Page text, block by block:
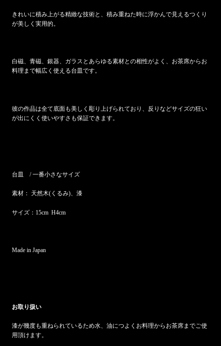
きれいに積み上がる精緻な技術と、積み重ねた時に浮かんで見えるつくり
が美しく実用的。
白磁、青磁、銀器、ガラスとあらゆる素材との相性がよく、お茶席からお
料理まで幅広く使える台皿です。
彼の作品は全て底面も美しく彫り上げられており、反りなどサイズの狂い
が出にくく使いやすさも保証できます。
台皿 / 一番小さなサイズ
素材： 天然木(くるみ)、漆
サイズ：15cm H4cm
Made in Japan
お取り扱い
漆が幾度も重ねられているため水、油につよくお料理からお茶席までご使
用頂けます。